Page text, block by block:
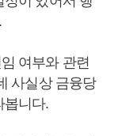
여부와 관련
사실상 금융당
봅니다.